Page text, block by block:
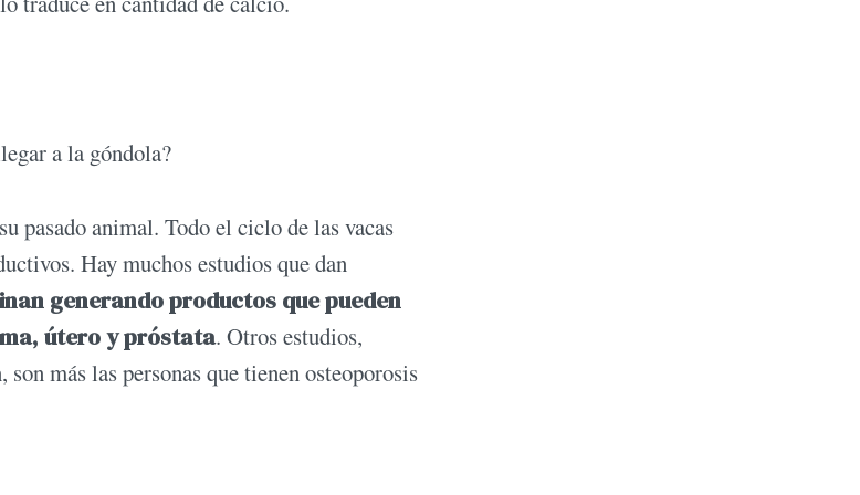
a la góndola?
pasado animal. Todo el ciclo de las vacas
Hay muchos estudios que dan
generando productos que pueden
útero y próstata. Otros estudios,
más las personas que tienen osteoporosis